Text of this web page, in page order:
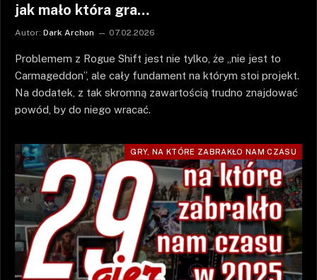
jak mało która gra…
Autor: Dark Archon 07.02.2026
Problemem z Rogue Shift jest nie tylko, że „nie jest to
Carmageddon”, ale cały fundament na którym stoi projekt.
Na dodatek, z tak skromną zawartością trudno znajdować
powód, by do niego wracać.
GRY, NA KTÓRE ZABRAKŁO NAM CZASU